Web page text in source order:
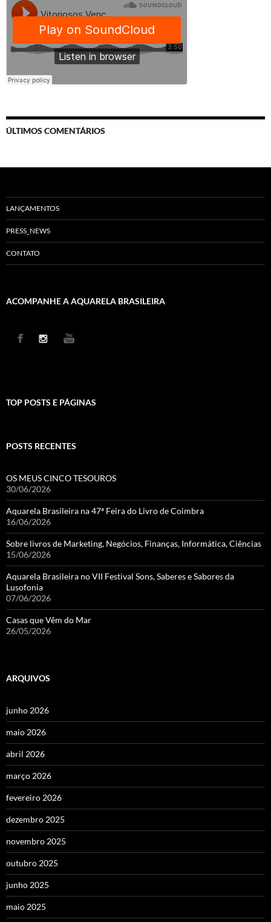
ÚLTIMOS COMENTÁRIOS
LANÇAMENTOS
PRESS_NEWS
CONTATO
ACOMPANHE A AQUARELA BRASILEIRA
TOP POSTS E PÁGINAS
POSTS RECENTES
OS MEUS CINCO TESOUROS
30/06/2026
Aquarela Brasileira na 47ª Feira do Livro de Coimbra
16/06/2026
Sobre livros de Marketing, Negócios, Finanças, Informática, Ciências
15/06/2026
Aquarela Brasileira no VII Festival Sons, Saberes e Sabores da
Lusofonia
07/06/2026
Casas que Vêm do Mar
26/05/2026
ARQUIVOS
junho 2026
maio 2026
abril 2026
março 2026
fevereiro 2026
dezembro 2025
novembro 2025
outubro 2025
junho 2025
maio 2025